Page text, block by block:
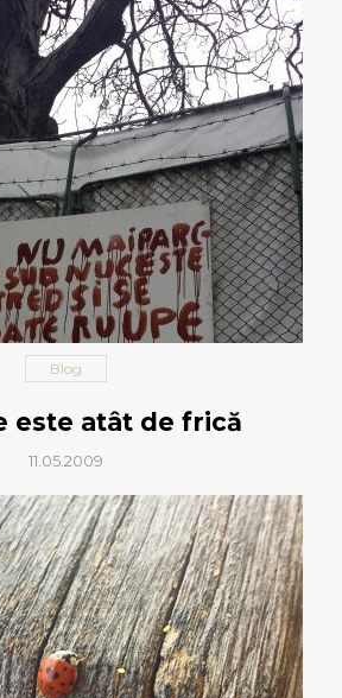
Blog
este atât de frică
11.05.2009